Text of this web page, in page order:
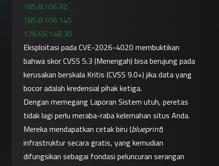
185.8.106.92
185.8.106.145
176.65.148.30
Eksploitasi pada CVE-2026-4020 membuktikan
bahwa skor CVSS 5.3 (Menengah) bisa berujung pada
kerusakan berskala Kritis (CVSS 9.0+) jika data yang
bocor adalah kredensial pihak ketiga.
Dengan memegang Laporan Sistem utuh, peretas
tidak lagi perlu meraba-raba kelemahan situs Anda.
Mereka mendapatkan cetak biru (blueprint)
infrastruktur secara gratis, yang kemudian
difungsikan sebagai fondasi peluncuran serangan